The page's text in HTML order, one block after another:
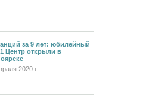
за 9 лет: юбилейный
Центр открыли в
2020 г.